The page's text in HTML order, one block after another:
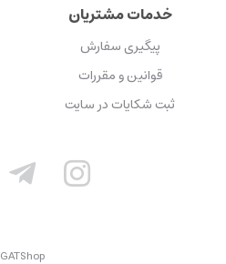
خدمات مشتریان
پیگیری سفارش
قوانین و مقررات
ثبت شکایات در سایت
GATShop